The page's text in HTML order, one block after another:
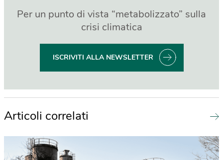
Per un punto di vista “metabolizzato” sulla
crisi climatica
ISCRIVITI ALLA NEWSLETTER
Articoli correlati